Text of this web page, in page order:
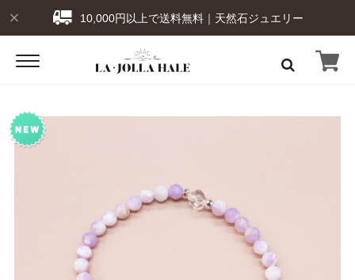
10,000円以上で送料無料｜天然石ジュエリー